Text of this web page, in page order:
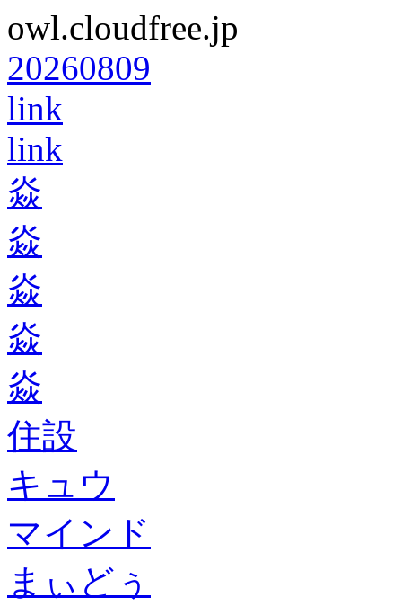
owl.cloudfree.jp
20260809
link
link
焱
焱
焱
焱
焱
住設
キュウ
マインド
まぃどぅ